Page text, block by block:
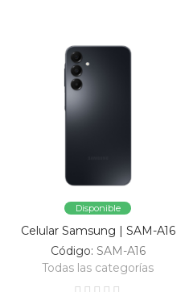
Disponible
Celular Samsung | SAM-A16
Código: SAM-A16
Todas las categorías